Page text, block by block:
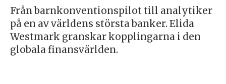
Från barnkonventionspilot till analytiker
på en av världens största banker. Elida
Westmark granskar kopplingarna i den
globala finansvärlden.